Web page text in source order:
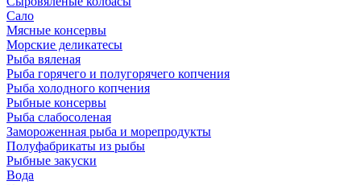
Сало
Мясные консервы
Морские деликатесы
Рыба вяленая
Рыба горячего и полугорячего копчения
Рыба холодного копчения
Рыбные консервы
Рыба слабосоленая
Замороженная рыба и морепродукты
Полуфабрикаты из рыбы
Рыбные закуски
Вода